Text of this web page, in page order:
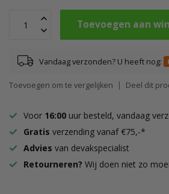
Toevoegen aan
Vandaag verzonden? U heeft nog:
Toevoegen om te vergelijken Deel dit
Voor 16:00 uur besteld, vandaag
Gratis verzending vanaf €75,-*
Advies van devakspecialist
Retourneren? Wij doen niet zo